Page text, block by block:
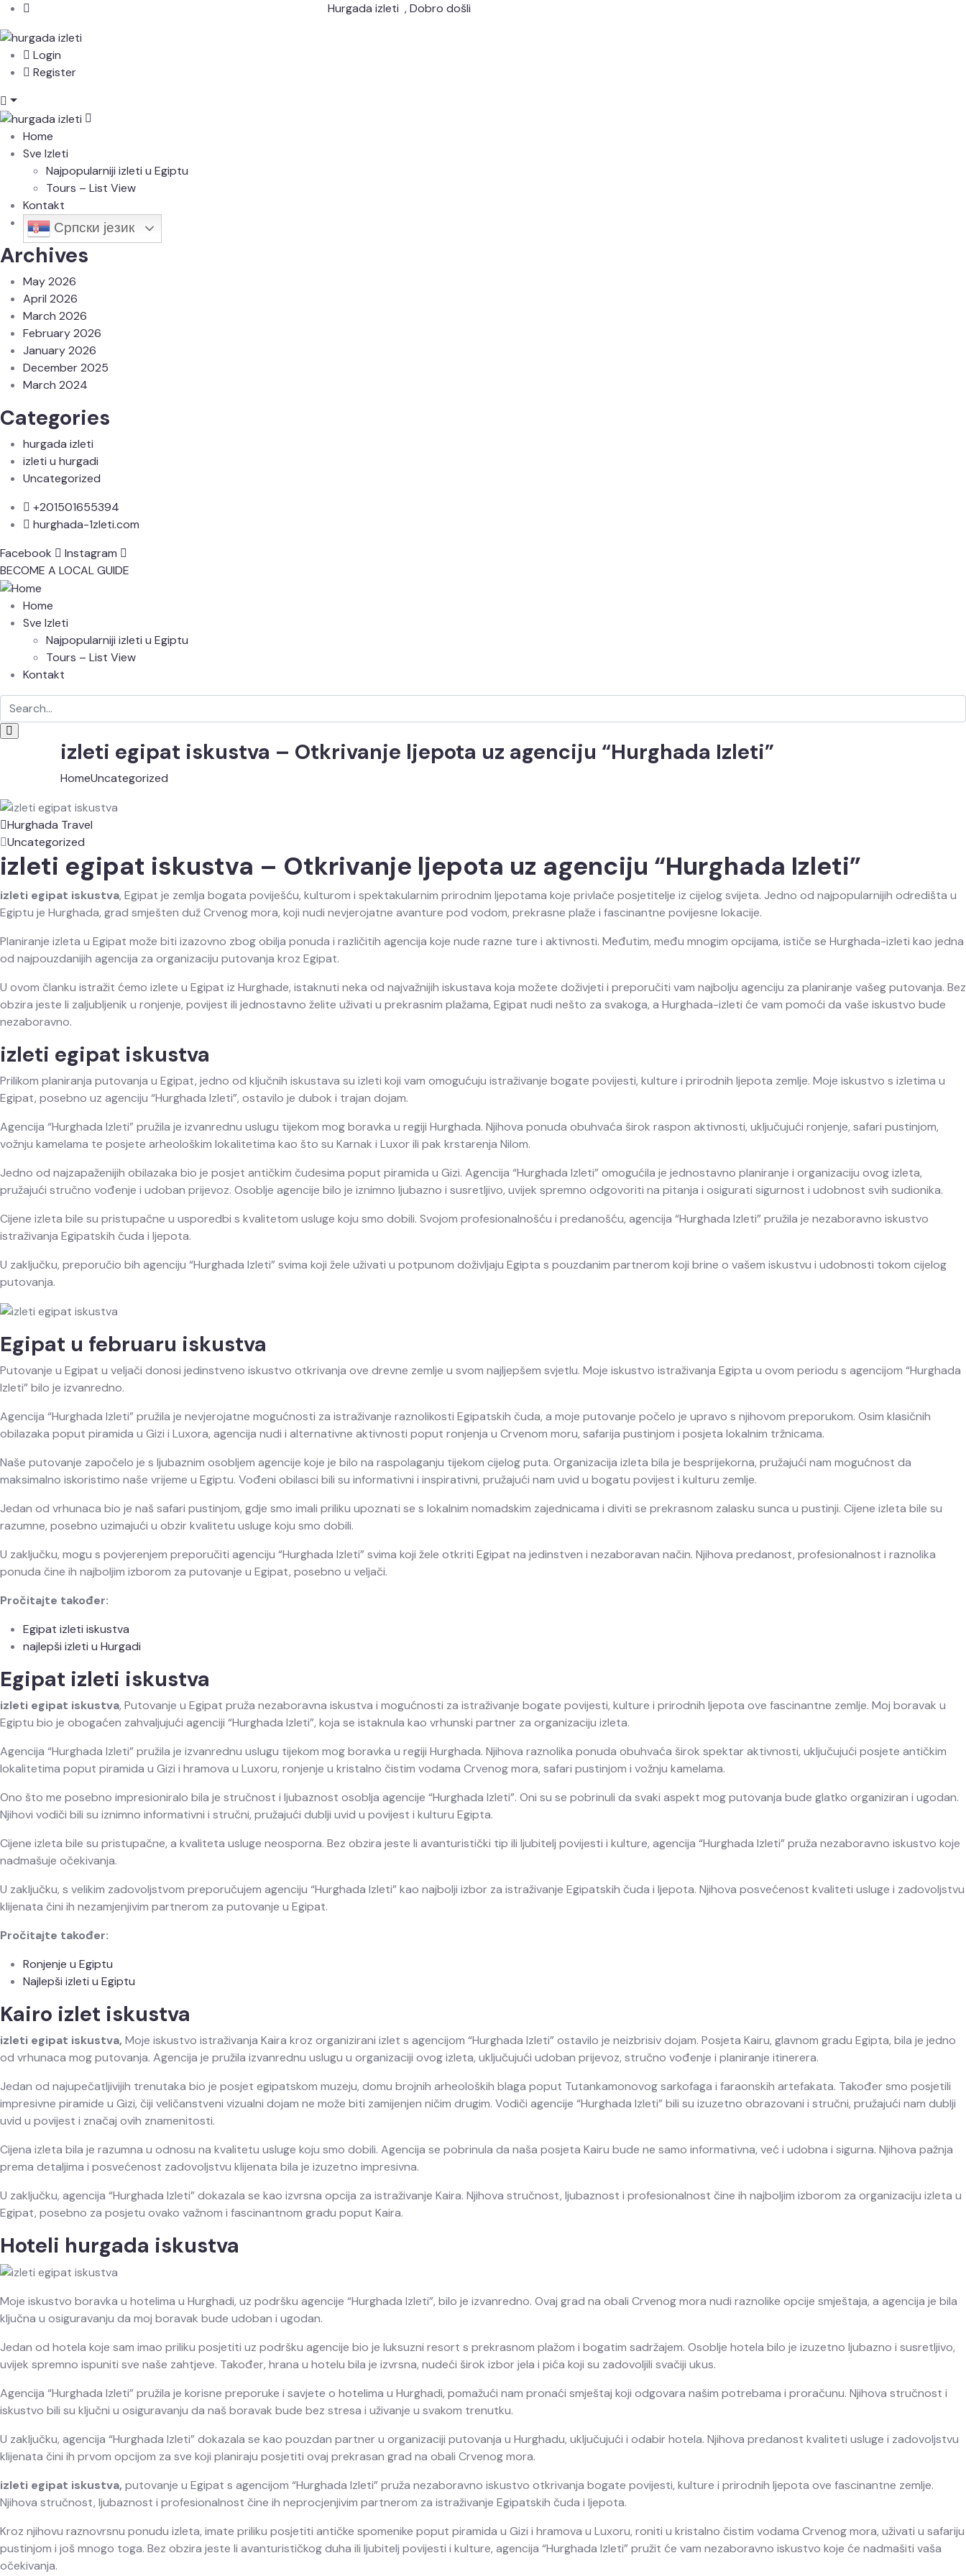
Hurgada izleti , Dobro došli
Login
Register
Home
Sve Izleti
Najpopularniji izleti u Egiptu
Tours – List View
Kontakt
Српски језик
Archives
May 2026
April 2026
March 2026
February 2026
January 2026
December 2025
March 2024
Categories
hurgada izleti
izleti u hurgadi
Uncategorized
+201501655394
hurghada-1zleti.com
Facebook
Instagram
BECOME A LOCAL GUIDE
Home
Sve Izleti
Najpopularniji izleti u Egiptu
Tours – List View
Kontakt
izleti egipat iskustva – Otkrivanje ljepota uz agenciju “Hurghada Izleti”
HomeUncategorized
Hurghada Travel
Uncategorized
izleti egipat iskustva – Otkrivanje ljepota uz agenciju “Hurghada Izleti”
izleti egipat iskustva, Egipat je zemlja bogata poviješću, kulturom i spektakularnim prirodnim ljepotama koje privlače posjetitelje iz cijelog svijeta. Jedno od najpopularnijih odredišta u
Egiptu je Hurghada, grad smješten duž Crvenog mora, koji nudi nevjerojatne avanture pod vodom, prekrasne plaže i fascinantne povijesne lokacije.
Planiranje izleta u Egipat može biti izazovno zbog obilja ponuda i različitih agencija koje nude razne ture i aktivnosti. Međutim, među mnogim opcijama, ističe se Hurghada-izleti kao jedna
od najpouzdanijih agencija za organizaciju putovanja kroz Egipat.
U ovom članku istražit ćemo izlete u Egipat iz Hurghade, istaknuti neka od najvažnijih iskustava koja možete doživjeti i preporučiti vam najbolju agenciju za planiranje vašeg putovanja. Bez
obzira jeste li zaljubljenik u ronjenje, povijest ili jednostavno želite uživati u prekrasnim plažama, Egipat nudi nešto za svakoga, a Hurghada-izleti će vam pomoći da vaše iskustvo bude
nezaboravno.
izleti egipat iskustva
Prilikom planiranja putovanja u Egipat, jedno od ključnih iskustava su izleti koji vam omogućuju istraživanje bogate povijesti, kulture i prirodnih ljepota zemlje. Moje iskustvo s izletima u
Egipat, posebno uz agenciju “Hurghada Izleti”, ostavilo je dubok i trajan dojam.
Agencija “Hurghada Izleti” pružila je izvanrednu uslugu tijekom mog boravka u regiji Hurghada. Njihova ponuda obuhvaća širok raspon aktivnosti, uključujući ronjenje, safari pustinjom,
vožnju kamelama te posjete arheološkim lokalitetima kao što su Karnak i Luxor ili pak krstarenja Nilom.
Jedno od najzapaženijih obilazaka bio je posjet antičkim čudesima poput piramida u Gizi. Agencija “Hurghada Izleti” omogućila je jednostavno planiranje i organizaciju ovog izleta,
pružajući stručno vođenje i udoban prijevoz. Osoblje agencije bilo je iznimno ljubazno i susretljivo, uvijek spremno odgovoriti na pitanja i osigurati sigurnost i udobnost svih sudionika.
Cijene izleta bile su pristupačne u usporedbi s kvalitetom usluge koju smo dobili. Svojom profesionalnošću i predanošću, agencija “Hurghada Izleti” pružila je nezaboravno iskustvo
istraživanja Egipatskih čuda i ljepota.
U zaključku, preporučio bih agenciju “Hurghada Izleti” svima koji žele uživati u potpunom doživljaju Egipta s pouzdanim partnerom koji brine o vašem iskustvu i udobnosti tokom cijelog
putovanja.
Egipat u februaru iskustva
Putovanje u Egipat u veljači donosi jedinstveno iskustvo otkrivanja ove drevne zemlje u svom najljepšem svjetlu. Moje iskustvo istraživanja Egipta u ovom periodu s agencijom “Hurghada
Izleti” bilo je izvanredno.
Agencija “Hurghada Izleti” pružila je nevjerojatne mogućnosti za istraživanje raznolikosti Egipatskih čuda, a moje putovanje počelo je upravo s njihovom preporukom. Osim klasičnih
obilazaka poput piramida u Gizi i Luxora, agencija nudi i alternativne aktivnosti poput ronjenja u Crvenom moru, safarija pustinjom i posjeta lokalnim tržnicama.
Naše putovanje započelo je s ljubaznim osobljem agencije koje je bilo na raspolaganju tijekom cijelog puta. Organizacija izleta bila je besprijekorna, pružajući nam mogućnost da
maksimalno iskoristimo naše vrijeme u Egiptu. Vođeni obilasci bili su informativni i inspirativni, pružajući nam uvid u bogatu povijest i kulturu zemlje.
Jedan od vrhunaca bio je naš safari pustinjom, gdje smo imali priliku upoznati se s lokalnim nomadskim zajednicama i diviti se prekrasnom zalasku sunca u pustinji. Cijene izleta bile su
razumne, posebno uzimajući u obzir kvalitetu usluge koju smo dobili.
U zaključku, mogu s povjerenjem preporučiti agenciju “Hurghada Izleti” svima koji žele otkriti Egipat na jedinstven i nezaboravan način. Njihova predanost, profesionalnost i raznolika
ponuda čine ih najboljim izborom za putovanje u Egipat, posebno u veljači.
Pročitajte također:
Egipat izleti iskustva
najlepši izleti u Hurgadi
Egipat izleti iskustva
izleti egipat iskustva, Putovanje u Egipat pruža nezaboravna iskustva i mogućnosti za istraživanje bogate povijesti, kulture i prirodnih ljepota ove fascinantne zemlje. Moj boravak u
Egiptu bio je obogaćen zahvaljujući agenciji “Hurghada Izleti”, koja se istaknula kao vrhunski partner za organizaciju izleta.
Agencija “Hurghada Izleti” pružila je izvanrednu uslugu tijekom mog boravka u regiji Hurghada. Njihova raznolika ponuda obuhvaća širok spektar aktivnosti, uključujući posjete antičkim
lokalitetima poput piramida u Gizi i hramova u Luxoru, ronjenje u kristalno čistim vodama Crvenog mora, safari pustinjom i vožnju kamelama.
Ono što me posebno impresioniralo bila je stručnost i ljubaznost osoblja agencije “Hurghada Izleti”. Oni su se pobrinuli da svaki aspekt mog putovanja bude glatko organiziran i ugodan.
Njihovi vodiči bili su iznimno informativni i stručni, pružajući dublji uvid u povijest i kulturu Egipta.
Cijene izleta bile su pristupačne, a kvaliteta usluge neosporna. Bez obzira jeste li avanturistički tip ili ljubitelj povijesti i kulture, agencija “Hurghada Izleti” pruža nezaboravno iskustvo koje
nadmašuje očekivanja.
U zaključku, s velikim zadovoljstvom preporučujem agenciju “Hurghada Izleti” kao najbolji izbor za istraživanje Egipatskih čuda i ljepota. Njihova posvećenost kvaliteti usluge i zadovoljstvu
klijenata čini ih nezamjenjivim partnerom za putovanje u Egipat.
Pročitajte također:
Ronjenje u Egiptu
Najlepši izleti u Egiptu
Kairo izlet iskustva
izleti egipat iskustva, Moje iskustvo istraživanja Kaira kroz organizirani izlet s agencijom “Hurghada Izleti” ostavilo je neizbrisiv dojam. Posjeta Kairu, glavnom gradu Egipta, bila je jedno
od vrhunaca mog putovanja. Agencija je pružila izvanrednu uslugu u organizaciji ovog izleta, uključujući udoban prijevoz, stručno vođenje i planiranje itinerera.
Jedan od najupečatljivijih trenutaka bio je posjet egipatskom muzeju, domu brojnih arheoloških blaga poput Tutankamonovog sarkofaga i faraonskih artefakata. Također smo posjetili
impresivne piramide u Gizi, čiji veličanstveni vizualni dojam ne može biti zamijenjen ničim drugim. Vodiči agencije “Hurghada Izleti” bili su izuzetno obrazovani i stručni, pružajući nam dublji
uvid u povijest i značaj ovih znamenitosti.
Cijena izleta bila je razumna u odnosu na kvalitetu usluge koju smo dobili. Agencija se pobrinula da naša posjeta Kairu bude ne samo informativna, već i udobna i sigurna. Njihova pažnja
prema detaljima i posvećenost zadovoljstvu klijenata bila je izuzetno impresivna.
U zaključku, agencija “Hurghada Izleti” dokazala se kao izvrsna opcija za istraživanje Kaira. Njihova stručnost, ljubaznost i profesionalnost čine ih najboljim izborom za organizaciju izleta u
Egipat, posebno za posjetu ovako važnom i fascinantnom gradu poput Kaira.
Hoteli hurgada iskustva
Moje iskustvo boravka u hotelima u Hurghadi, uz podršku agencije “Hurghada Izleti”, bilo je izvanredno. Ovaj grad na obali Crvenog mora nudi raznolike opcije smještaja, a agencija je bila
ključna u osiguravanju da moj boravak bude udoban i ugodan.
Jedan od hotela koje sam imao priliku posjetiti uz podršku agencije bio je luksuzni resort s prekrasnom plažom i bogatim sadržajem. Osoblje hotela bilo je izuzetno ljubazno i susretljivo,
uvijek spremno ispuniti sve naše zahtjeve. Također, hrana u hotelu bila je izvrsna, nudeći širok izbor jela i pića koji su zadovoljili svačiji ukus.
Agencija “Hurghada Izleti” pružila je korisne preporuke i savjete o hotelima u Hurghadi, pomažući nam pronaći smještaj koji odgovara našim potrebama i proračunu. Njihova stručnost i
iskustvo bili su ključni u osiguravanju da naš boravak bude bez stresa i uživanje u svakom trenutku.
U zaključku, agencija “Hurghada Izleti” dokazala se kao pouzdan partner u organizaciji putovanja u Hurghadu, uključujući i odabir hotela. Njihova predanost kvaliteti usluge i zadovoljstvu
klijenata čini ih prvom opcijom za sve koji planiraju posjetiti ovaj prekrasan grad na obali Crvenog mora.
izleti egipat iskustva, putovanje u Egipat s agencijom “Hurghada Izleti” pruža nezaboravno iskustvo otkrivanja bogate povijesti, kulture i prirodnih ljepota ove fascinantne zemlje.
Njihova stručnost, ljubaznost i profesionalnost čine ih neprocjenjivim partnerom za istraživanje Egipatskih čuda i ljepota.
Kroz njihovu raznovrsnu ponudu izleta, imate priliku posjetiti antičke spomenike poput piramida u Gizi i hramova u Luxoru, roniti u kristalno čistim vodama Crvenog mora, uživati u safariju
pustinjom i još mnogo toga. Bez obzira jeste li avanturističkog duha ili ljubitelj povijesti i kulture, agencija “Hurghada Izleti” pružit će vam nezaboravno iskustvo koje će nadmašiti vaša
očekivanja.